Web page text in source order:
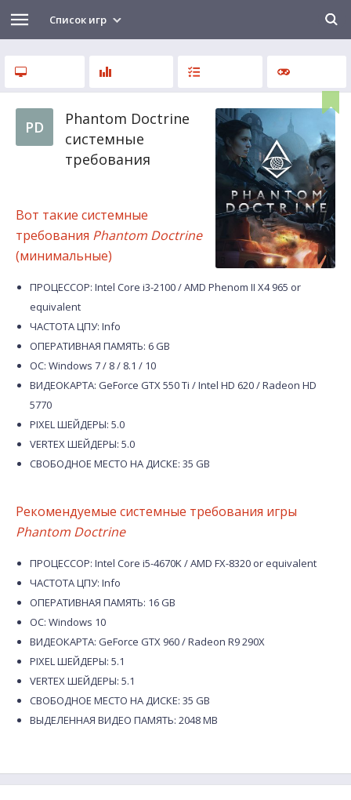
Список игр
PD
Phantom Doctrine
системные
требования
Вот такие системные
требования Phantom Doctrine
(минимальные)
ПРОЦЕССОР: Intel Core i3-2100 / AMD Phenom II X4 965 or
equivalent
ЧАСТОТА ЦПУ: Info
ОПЕРАТИВНАЯ ПАМЯТЬ: 6 GB
ОС: Windows 7 / 8 / 8.1 / 10
ВИДЕОКАРТА: GeForce GTX 550 Ti / Intel HD 620 / Radeon HD
5770
PIXEL ШЕЙДЕРЫ: 5.0
VERTEX ШЕЙДЕРЫ: 5.0
СВОБОДНОЕ МЕСТО НА ДИСКЕ: 35 GB
Рекомендуемые системные требования игры
Phantom Doctrine
ПРОЦЕССОР: Intel Core i5-4670K / AMD FX-8320 or equivalent
ЧАСТОТА ЦПУ: Info
ОПЕРАТИВНАЯ ПАМЯТЬ: 16 GB
ОС: Windows 10
ВИДЕОКАРТА: GeForce GTX 960 / Radeon R9 290X
PIXEL ШЕЙДЕРЫ: 5.1
VERTEX ШЕЙДЕРЫ: 5.1
СВОБОДНОЕ МЕСТО НА ДИСКЕ: 35 GB
ВЫДЕЛЕННАЯ ВИДЕО ПАМЯТЬ: 2048 MB